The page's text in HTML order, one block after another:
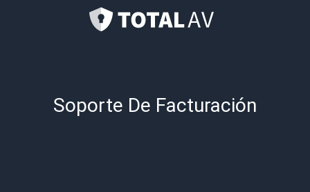
Soporte De Facturación